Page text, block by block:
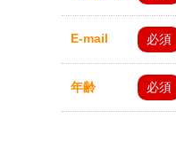
E-mail 必須
年齢 必須